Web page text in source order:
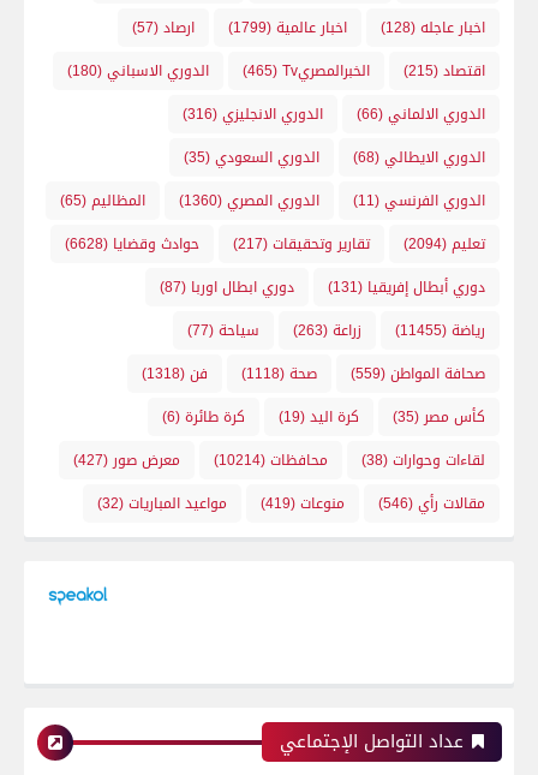
اخبار عاجله(128) اخبار عالمية(1799) ارصاد(57)
اقتصاد(215) الخبرالمصريTv (465) الدوري الاسباني(180)
الدوري الالماني(66) الدوري الانجليزي(316)
الدوري الايطالي(68) الدوري السعودي(35)
الدوري الفرنسي(11) الدوري المصري(1360) المظاليم(65)
تعليم(2094) تقارير وتحقيقات(217) حوادث وقضايا (6628)
دوري أبطال إفريقيا (131) دوري ابطال اوربا (87)
رياضة(11455) زراعة(263) سياحة(77)
صحافة المواطن(559) صحة(1118) فن(1318)
كأس مصر (35) كرة اليد(19) كرة طائرة(6)
لقاءات وحوارات(38) محافظات(10214) معرض صور (427)
مقالات رأي(546) منوعات(419) مواعيد المباريات(32)
عداد التواصل الإجتماعي